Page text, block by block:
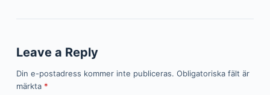
Leave a Reply
Din e-postadress kommer inte publiceras. Obligatoriska fält är
märkta *